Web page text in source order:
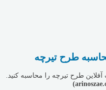
طرح تیرچه
طرح تیرچه را محاسبه کنید.